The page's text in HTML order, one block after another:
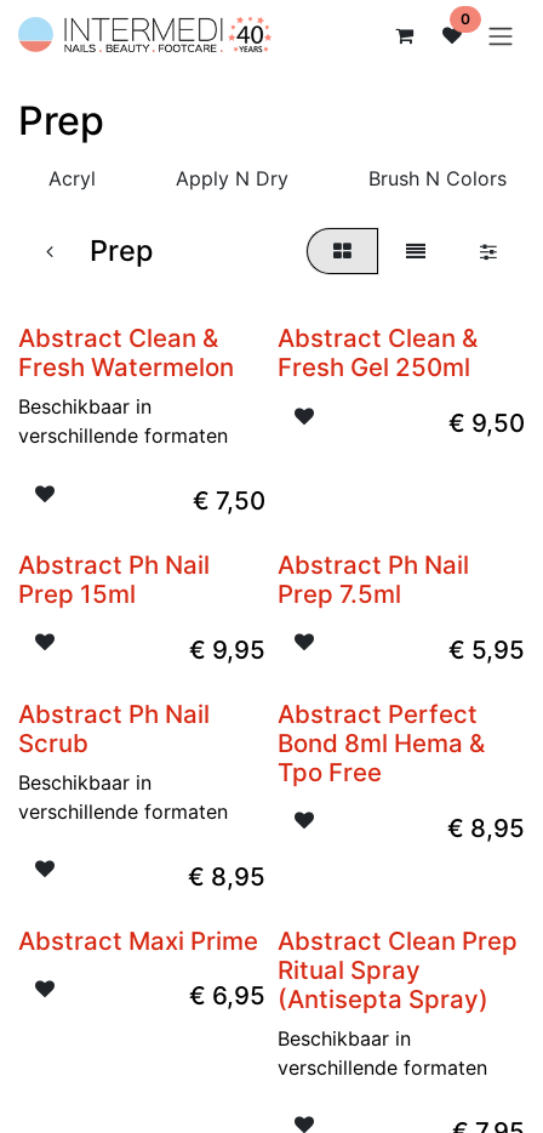
Overslaan naar inhoud 0
Prep
Acryl Apply N Dry Brush N Colors
Prep
Abstract Clean &
Fresh Watermelon
Beschikbaar in
verschillende formaten
€ 7,50
Abstract Clean &
Fresh Gel 250ml
€ 9,50
Abstract Ph Nail
Prep 15ml
€ 9,95
Abstract Ph Nail
Prep 7.5ml
€ 5,95
Abstract Ph Nail
Scrub
Beschikbaar in
verschillende formaten
€ 8,95
Abstract Perfect
Bond 8ml Hema &
Tpo Free
€ 8,95
Abstract Maxi Prime
€ 6,95
Abstract Clean Prep
Ritual Spray
(Antisepta Spray)
Beschikbaar in
verschillende formaten